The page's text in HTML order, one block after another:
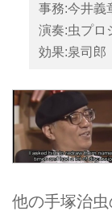
事務:今井義
演奏:虫プロ
効果:泉司郎
他の手塚治